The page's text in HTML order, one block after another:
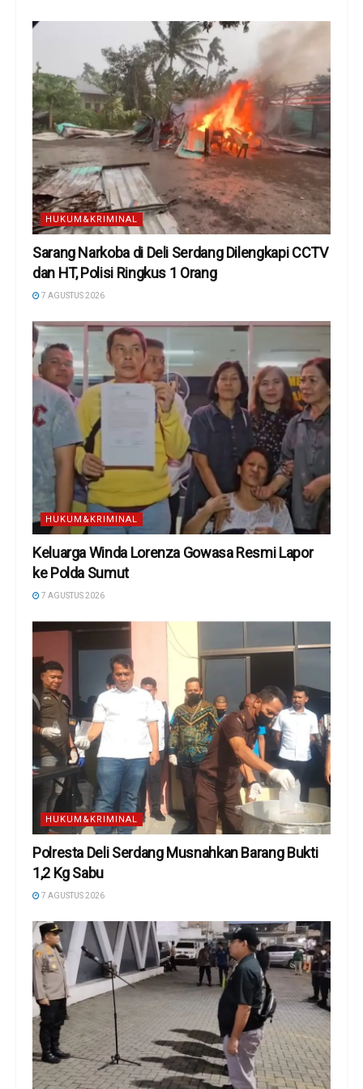
HUKUM&KRIMINAL
Sarang Narkoba di Deli Serdang Dilengkapi CCTV
dan HT, Polisi Ringkus 1 Orang
7 AGUSTUS 2026
HUKUM&KRIMINAL
Keluarga Winda Lorenza Gowasa Resmi Lapor
ke Polda Sumut
7 AGUSTUS 2026
HUKUM&KRIMINAL
Polresta Deli Serdang Musnahkan Barang Bukti
1,2 Kg Sabu
7 AGUSTUS 2026